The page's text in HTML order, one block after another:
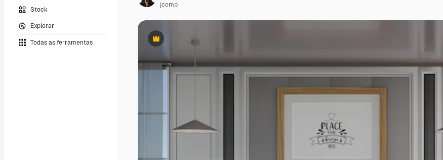
Stock
Explorar
Todas as ferramentas Premium
jcomp